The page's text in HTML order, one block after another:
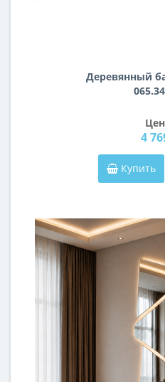
Деревянный
4
Купить